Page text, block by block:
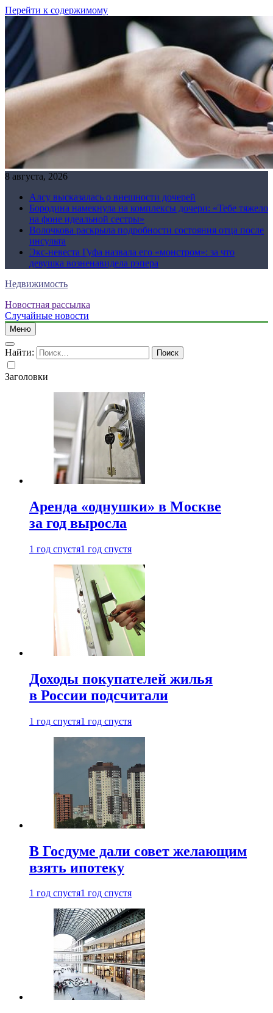
Перейти к содержимому
8 августа, 2026
Алсу высказалась о внешности дочерей
Бородина намекнула на комплексы дочери: «Тебе тяжело
на фоне идеальной сестры»
Волочкова раскрыла подробности состояния отца после
инсульта
Экс-невеста Гуфа назвала его «монстром»: за что
девушка возненавидела рэпера
Недвижимость
Новостная рассылка
Случайные новости
Меню
Найти:
Заголовки
Аренда «однушки» в Москве
за год выросла
1 год спустя1 год спустя
Доходы покупателей жилья
в России подсчитали
1 год спустя1 год спустя
В Госдуме дали совет желающим
взять ипотеку
1 год спустя1 год спустя